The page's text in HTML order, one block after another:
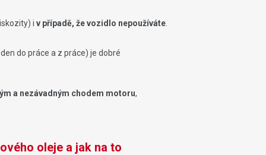
iv případě, že vozidlo nepoužíváte
do práce a z práce) je dobré
a nezávadným chodem motoru,
oleje a jak na to